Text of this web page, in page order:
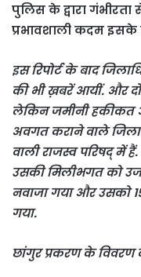
पुलिस के द्वारा
प्रभावशाली कदम इसके
इस रिपोर्ट के बाद
की भी ख़बरें आयीं. और
लेकिन जमीनी हकीकत
अवगत कराने वाले
वाली राजस्व परिषद् में
उसकी मिलीभगत को
नवाजा गया और उसको
गया.
छांगुर प्रकरण के